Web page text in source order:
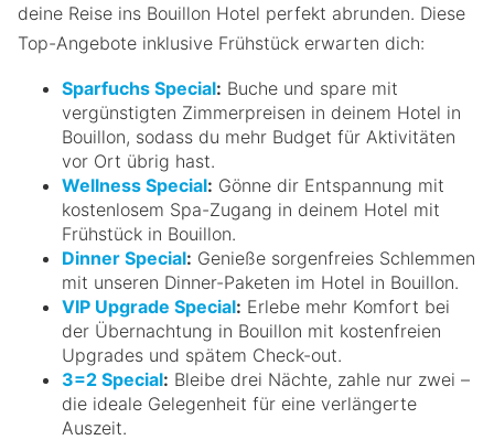
deine Reise ins Bouillon Hotel perfekt abrunden. Diese
Top-Angebote inklusive Frühstück erwarten dich:
Sparfuchs Special: Buche und spare mit
vergünstigten Zimmerpreisen in deinem Hotel in
Bouillon, sodass du mehr Budget für Aktivitäten
vor Ort übrig hast.
Wellness Special: Gönne dir Entspannung mit
kostenlosem Spa-Zugang in deinem Hotel mit
Frühstück in Bouillon.
Dinner Special: Genieße sorgenfreies Schlemmen
mit unseren Dinner-Paketen im Hotel in Bouillon.
VIP Upgrade Special: Erlebe mehr Komfort bei
der Übernachtung in Bouillon mit kostenfreien
Upgrades und spätem Check-out.
3=2 Special: Bleibe drei Nächte, zahle nur zwei –
die ideale Gelegenheit für eine verlängerte
Auszeit.